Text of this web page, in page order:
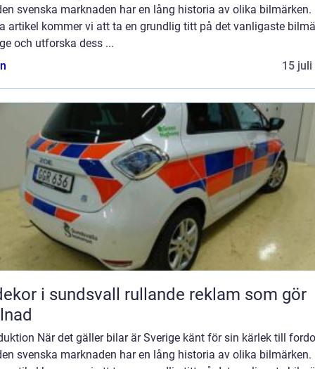
svenska marknaden har en lång historia av olika bilmärken.
artikel kommer vi att ta en grundlig titt på det vanligaste
och utforska dess ...
15 juli
sundsvall rullande reklam som gör
När det gäller bilar är Sverige känt för sin kärlek till
svenska marknaden har en lång historia av olika bilmärken.